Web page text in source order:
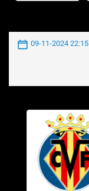
09-11-2024 22:15